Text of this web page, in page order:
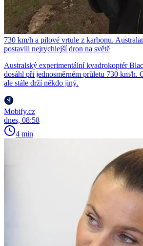
730 km/h a pilové vrtule z karbonu.
postavili nejrychlejší dron na světě
Australský experimentální kvadrokoptér
dosáhl při jednosměrném průletu 730 km/h.
ale stále drží někdo jiný.
Mobify.cz
dnes, 08:58
4 min